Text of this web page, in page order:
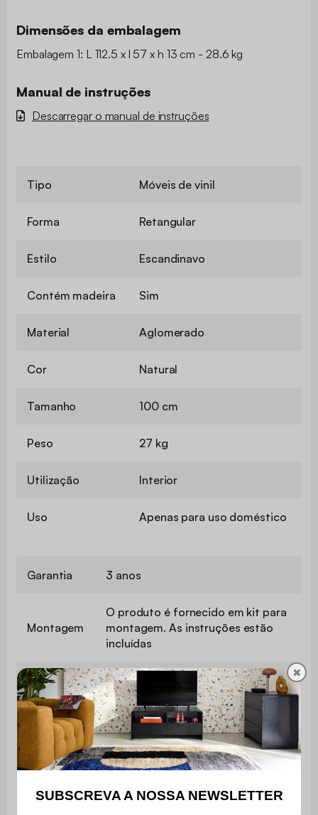
Dimensões da embalagem
Embalagem 1: L 112.5 x l 57 x h 13 cm - 28.6 kg
Manual de instruções
Descarregar o manual de instruções
Tipo Móveis de vinil
Forma Retangular
Estilo Escandinavo
Contém madeira Sim
Material Aglomerado
Cor Natural
Tamanho 100 cm
Peso 27 kg
Utilização Interior
Uso Apenas para uso doméstico
Garantia 3 anos
Montagem
O produto é fornecido em kit para
montagem. As instruções estão
incluídas
Bar metal preto mate
Número
de cacifos
4
Número
✖